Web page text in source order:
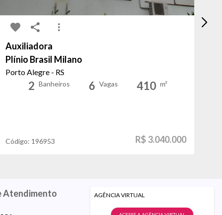
Auxiliadora
Plínio Brasil Milano
Porto Alegre - RS
2 Banheiros 6 Vagas 410 m²
Código: 196953 R$ 3.040.000
Atendimento AGÊNCIA VIRTUAL